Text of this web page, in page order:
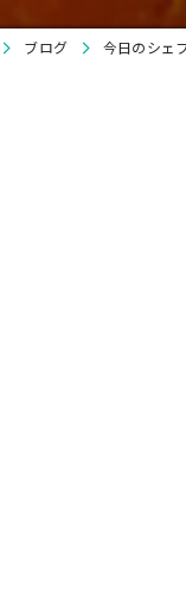
ブログ 今日のシェ